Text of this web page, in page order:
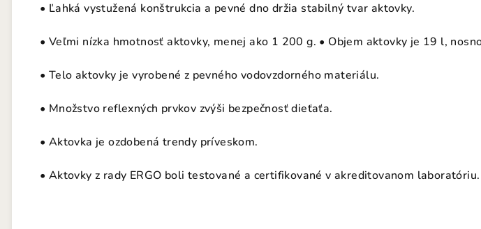
• Ľahká vystužená konštrukcia a pevné dno držia stabilný tvar aktovky.
• Veľmi nízka hmotnosť aktovky, menej ako 1 200 g. • Objem aktovky je 19 l,
• Telo aktovky je vyrobené z pevného vodovzdorného materiálu.
• Množstvo reflexných prvkov zvýši bezpečnosť dieťaťa.
• Aktovka je ozdobená trendy príveskom.
• Aktovky z rady ERGO boli testované a certifikované v akreditovanom laboratóriu.